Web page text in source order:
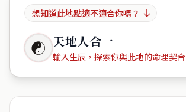
想知道此地點適不適合你嗎？
☯ 天地人合一
輸入生辰，探索你與此地的命理契合